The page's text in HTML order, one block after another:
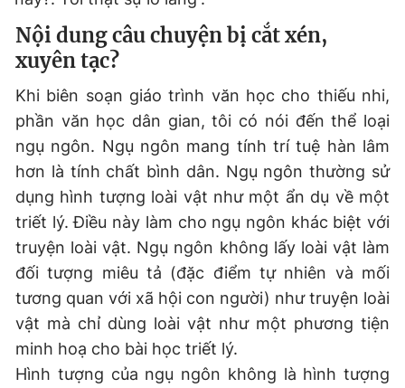
Nội dung câu chuyện bị cắt xén,
xuyên tạc?
Khi biên soạn giáo trình văn học cho thiếu nhi,
phần văn học dân gian, tôi có nói đến thể loại
ngụ ngôn. Ngụ ngôn mang tính trí tuệ hàn lâm
hơn là tính chất bình dân. Ngụ ngôn thường sử
dụng hình tượng loài vật như một ẩn dụ về một
triết lý. Điều này làm cho ngụ ngôn khác biệt với
truyện loài vật. Ngụ ngôn không lấy loài vật làm
đối tượng miêu tả (đặc điểm tự nhiên và mối
tương quan với xã hội con người) như truyện loài
vật mà chỉ dùng loài vật như một phương tiện
minh hoạ cho bài học triết lý.
Hình tượng của ngụ ngôn không là hình tượng